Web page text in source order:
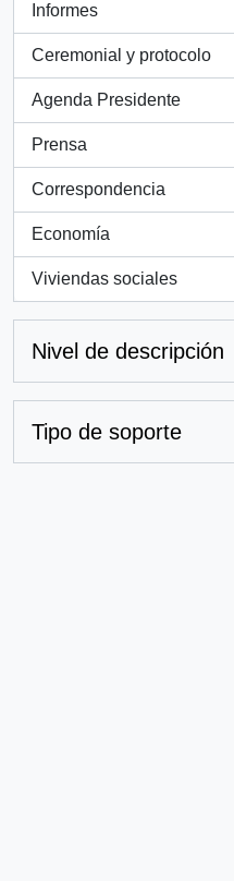
Informes
, 42 resultados
Ceremonial y protocolo
, 42 resultados
Agenda Presidente
, 38 resultados
Prensa
, 23 resultados
Correspondencia
, 21 resultados
Economía
, 14 resultados
Viviendas sociales
, 13 resultados
Nivel de descripción
Tipo de soporte